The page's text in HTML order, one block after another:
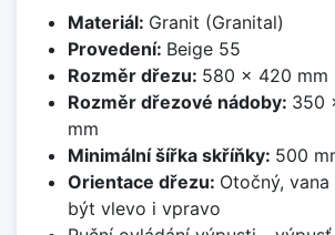
Materiál: Granit (Granital)
Provedení: Beige 55
Rozměr dřezu: 580 x 420 mm
Rozměr dřezové nádoby: 350
mm
Minimální šířka skříňky: 500
Orientace dřezu: Otočný,
být vlevo i vpravo